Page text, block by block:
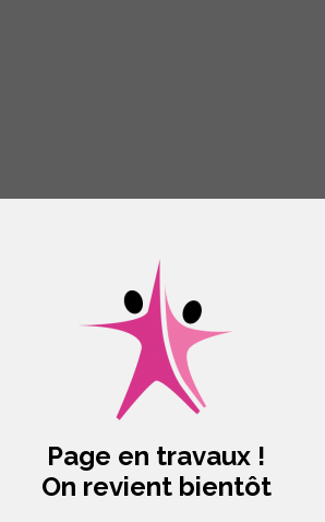
Page en travaux !
On revient bientôt